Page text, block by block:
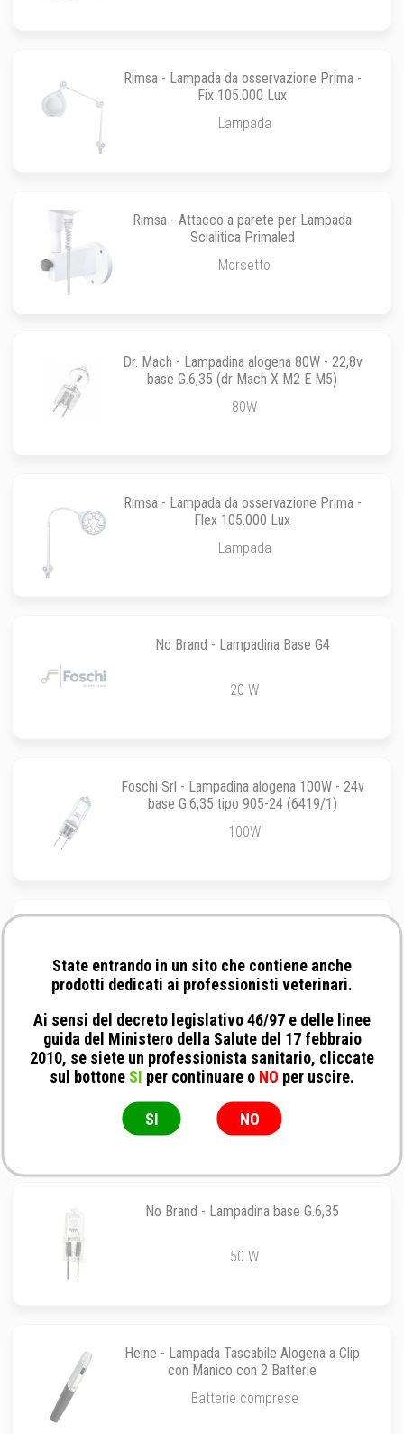
Rimsa - Lampada da osservazione Prima -
Fix 105.000 Lux
Lampada
Rimsa - Attacco a parete per Lampada
Scialitica Primaled
Morsetto
Dr. Mach - Lampadina alogena 80W - 22,8v
base G.6,35 (dr Mach X M2 E M5)
80W
Rimsa - Lampada da osservazione Prima -
Flex 105.000 Lux
Lampada
No Brand - Lampadina Base G4
20 W
Foschi Srl - Lampadina alogena 100W - 24v
base G.6,35 tipo 905-24 (6419/1)
100W
40 W
Rimsa - Lampada scialitica Pentaled 30E
Light
Pentaled 30E
No Brand - Lampadina base G.6,35
50 W
Heine - Lampada Tascabile Alogena a Clip
con Manico con 2 Batterie
Batterie comprese
State entrando in un sito che contiene anche
prodotti dedicati ai professionisti veterinari.
Ai sensi del decreto legislativo 46/97 e delle linee
guida del Ministero della Salute del 17 febbraio
2010, se siete un professionista sanitario, cliccate
sul bottone SI per continuare o NO per uscire.
SI NO